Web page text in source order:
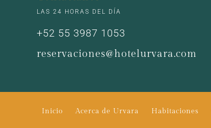
LAS 24 HORAS DEL DÍA
+52 55 3987 1053
reservaciones@hotelurvara.com
Inicio Acerca de Urvara Habitaciones